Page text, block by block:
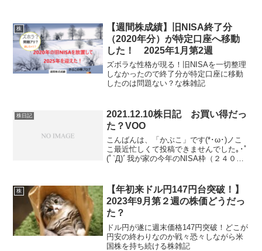
株
【週間株成績】旧NISA終了分
（2020年分）が特定口座へ移動
した！ 2025年1月第2週
ズボラな性格が現る！旧NISAを一切整理
しなかったので終了分が特定口座に移動
したのは問題ない？な株雑記
株日記
2021.12.10株日記 お買い得だっ
た？VOO
こんばんは、「かぶこ」です(*･ω･)ノこ
こ最近忙しくて投稿できませんでした｡･ﾟ
(ﾟ`Д)ﾞ我が家の今年のNISA枠（２４０万
きはブログのモチベ維持のために日記と
して...
株
【年初来ドル円147円台突破！】
2023年9月第２週の株価どうだっ
た？
ドル円が遂に週末価格147円突破！どこが
円安の終わりなのか戦々恐々しながら米
国株を持ち続ける株雑記